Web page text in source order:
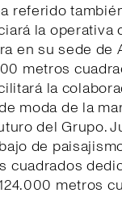
referido
la operativa
en su sede de
metros
la
moda de la
del Grupo.
de
cuadrados
metros